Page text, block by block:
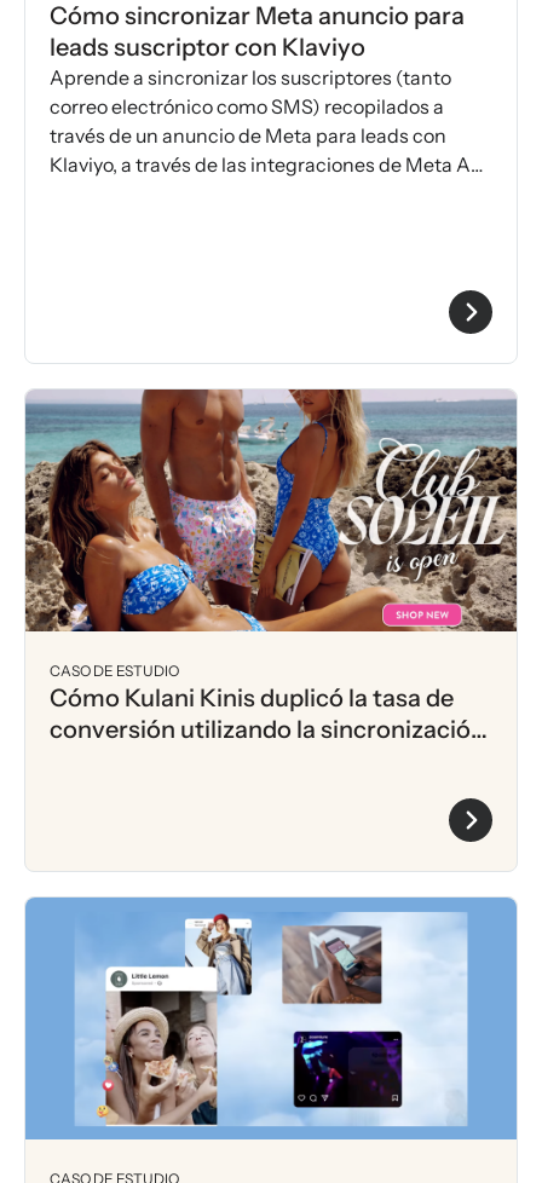
Cómo sincronizar Meta anuncio para
leads suscriptor con Klaviyo
Aprende a sincronizar los suscriptores (tanto
correo electrónico como SMS) recopilados a
través de un anuncio de Meta para leads con
Klaviyo, a través de las integraciones de Meta Ads
CASO DE ESTUDIO
Cómo Kulani Kinis duplicó la tasa de
conversión utilizando la sincronización
CASO DE ESTUDIO